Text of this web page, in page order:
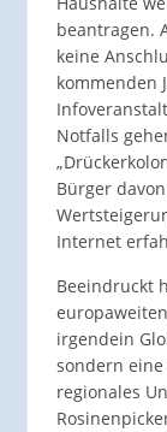
beantragen.
keine
kommenden
Notfalls
Bürger
Internet
Beeindruckt
irgendein
sondern
regionales